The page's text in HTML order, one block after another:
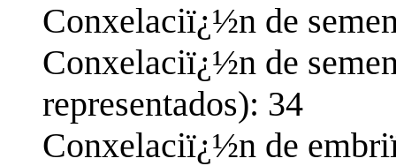
Conxelaciï¿½n de
Conxelaciï¿½n de
representados): 34
Conxelaciï¿½n de